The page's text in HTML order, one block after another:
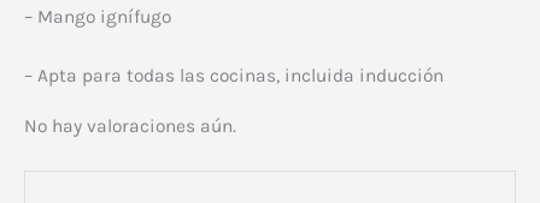
– Mango ignífugo
– Apta para todas las cocinas, incluida inducción
No hay valoraciones aún.